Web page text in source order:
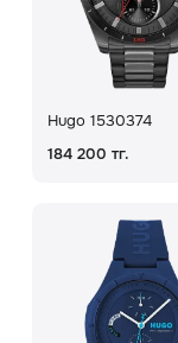
Hugo 1530374
184 200 тг.